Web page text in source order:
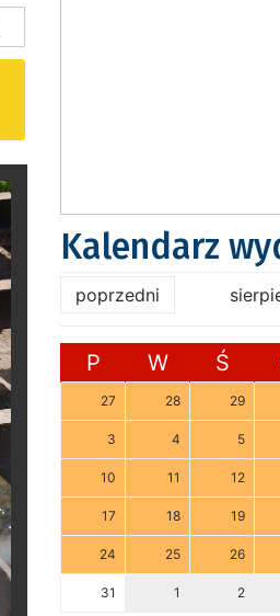
Kalendarz
poprzedni
P W Ś
27 28 29
3 4 5
10 11 12
17 18 19
24 25 26
31 1 2